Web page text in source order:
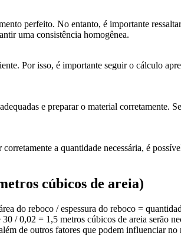
perfeito. No entanto, é importante
uma consistência homogênea.
Por isso, é importante seguir o cálculo
e preparar o material corretamente.
a quantidade necessária, é
cúbicos de areia)
do reboco / espessura do reboco =
/ 0,02 = 1,5 metros cúbicos de areia serão
de outros fatores que podem influenciar no